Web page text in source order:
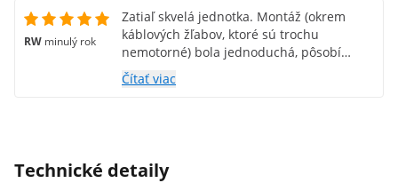
RW minulý rok
Zatiaľ skvelá jednotka. Montáž (okrem
káblových žľabov, ktoré sú trochu
nemotorné) bola jednoduchá, pôsobí
veľmi robustne a nastavenie výšky je
plynulé.
Čítať viac
Technické detaily